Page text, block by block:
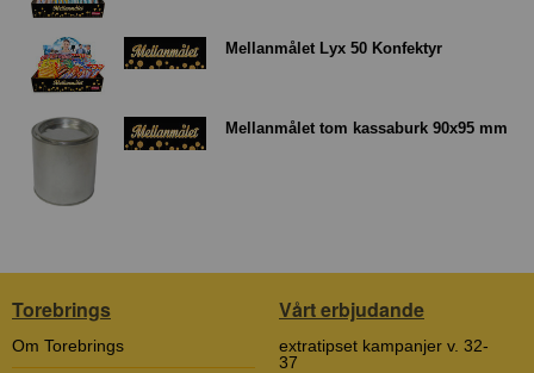
Mellanmålet Lyx 50 Konfektyr
Mellanmålet tom kassaburk 90x95 mm
Torebrings
Om Torebrings
Vårt erbjudande
extratipset kampanjer v. 32-
37